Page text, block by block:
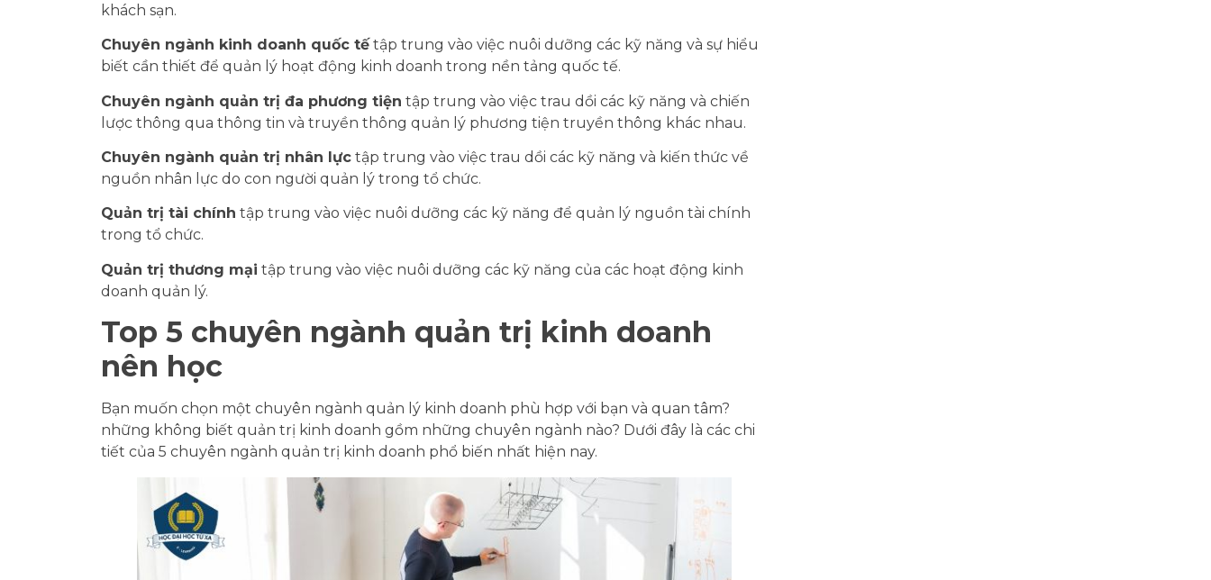
khách sạn.
Chuyên ngành kinh doanh quốc tế tập trung vào việc nuôi dưỡng các kỹ năng và sự hiểu
biết cần thiết để quản lý hoạt động kinh doanh trong nền tảng quốc tế.
Chuyên ngành quản trị đa phương tiện tập trung vào việc trau dồi các kỹ năng và chiến
lược thông qua thông tin và truyền thông quản lý phương tiện truyền thông khác nhau.
Chuyên ngành quản trị nhân lực tập trung vào việc trau dồi các kỹ năng và kiến ​​thức về
nguồn nhân lực do con người quản lý trong tổ chức.
Quản trị tài chính tập trung vào việc nuôi dưỡng các kỹ năng để quản lý nguồn tài chính
trong tổ chức.
Quản trị thương mại tập trung vào việc nuôi dưỡng các kỹ năng của các hoạt động kinh
doanh quản lý.
Top 5 chuyên ngành quản trị kinh doanh
nên học
Bạn muốn chọn một chuyên ngành quản lý kinh doanh phù hợp với bạn và quan tâm?
những không biết quản trị kinh doanh gồm những chuyên ngành nào? Dưới đây là các chi
tiết của 5 chuyên ngành quản trị kinh doanh phổ biến nhất hiện nay.